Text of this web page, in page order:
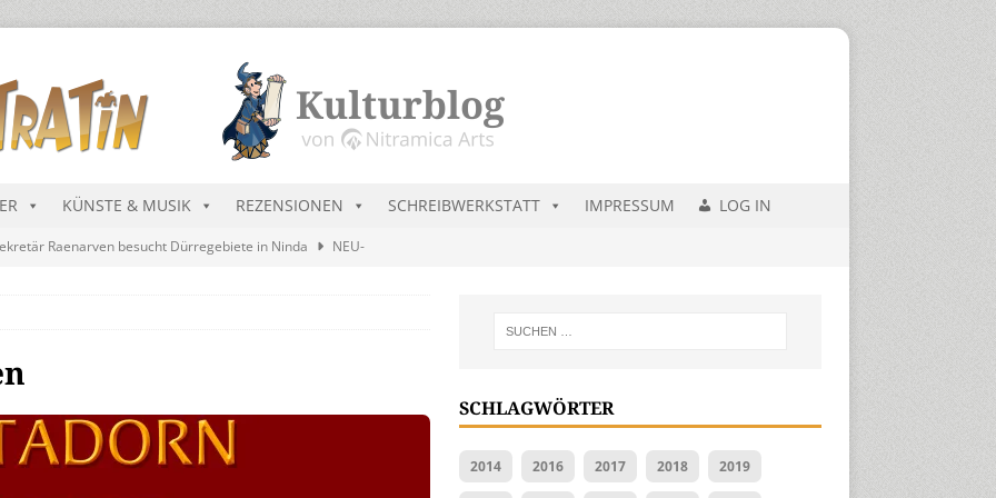
KÜNSTE & MUSIK REZENSIONEN SCHREIBWERKSTATT IMPRESSUM LOG IN
Raenarven besucht Dürregebiete in Ninda
NEU-
wird erst mal unöffentlich…
Blau
Charts im August 2026 MUSIK
SCHLAGWÖRTER
2014 2016 2017 2018 2019